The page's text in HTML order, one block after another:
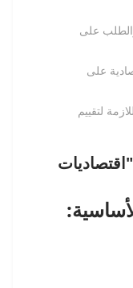
على
على
لتقييم